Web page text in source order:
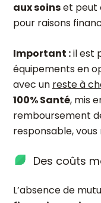
aux soinset peut
pour raisons
Important :il est
équipements en
avec un reste à
100% Santé, mis
remboursement
responsable, vous
Des coûts
L’absence de